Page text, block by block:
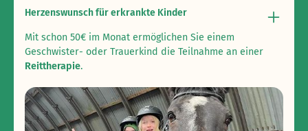
Herzenswunsch für erkrankte Kinder
Mit schon 50€ im Monat ermöglichen Sie einem
Geschwister- oder Trauerkind die Teilnahme an einer
Reittherapie.
Dieses Angebot stärkt die Kinder in körperlicher und
seelischer Hinsicht. Betroffene Kinder wachsen bei der
Arbeit mit den Tieren über sich hinaus und nehmen